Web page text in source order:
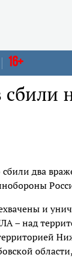
16+
сбили
два
и
– над